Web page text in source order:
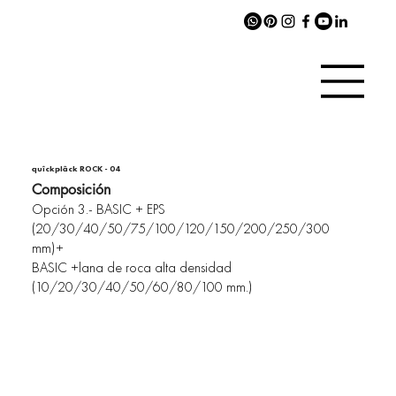
quîckplâck ROCK - 04
Composición
Opción 3.- BASIC + EPS
(20/30/40/50/75/100/120/150/200/250/300
mm)+
BASIC +lana de roca alta densidad
(10/20/30/40/50/60/80/100 mm.)